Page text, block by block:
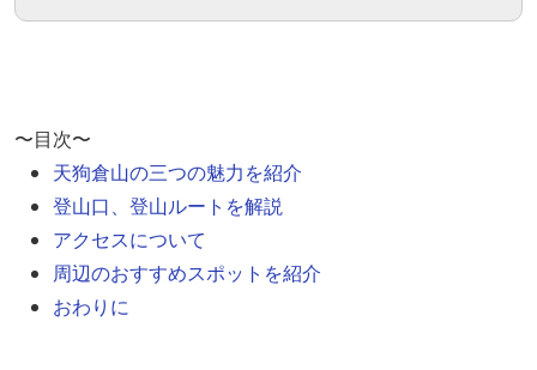
〜目次〜
天狗倉山の三つの魅力を紹介
登山口、登山ルートを解説
アクセスについて
周辺のおすすめスポットを紹介
おわりに